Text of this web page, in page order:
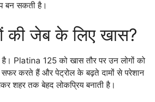
बन सकती है।
की जेब के लिए खास?
है। Platina 125 को खास तौर पर उन लोगों को
सफर करते हैं और पेट्रोल के बढ़ते दामों से परेशान
शहर तक बेहद लोकप्रिय बनाती है।